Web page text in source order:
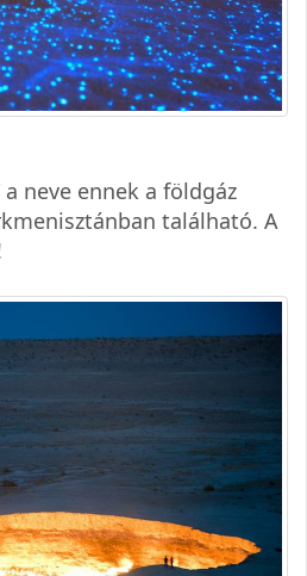
a neve ennek a földgáz
található. A